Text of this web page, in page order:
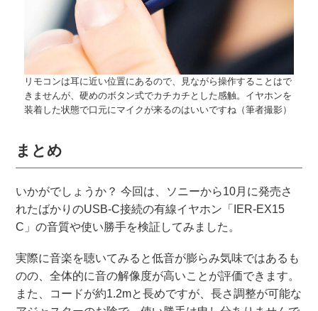
リモコンは耳に近い位置にあるので、見ながら操作することはで
きませんが、硬めのボタン式でカチカチとした感触。イヤホンを
装着した状態で口元にマイクが来るのはいいですね（筆者撮影）
まとめ
いかがでしょうか？ 今回は、ソニーから10月に発売さ
れたばかりのUSB-C接続の有線イヤホン「IER-EX15
C」の音質や使い勝手を検証してみました。
実際に音楽を聴いてみると低音が膨らみ気味ではあるも
のの、全体的に音の解像度が高いことが評価できます。
また、コードが約1.2mと長めですが、長さ調整が可能な